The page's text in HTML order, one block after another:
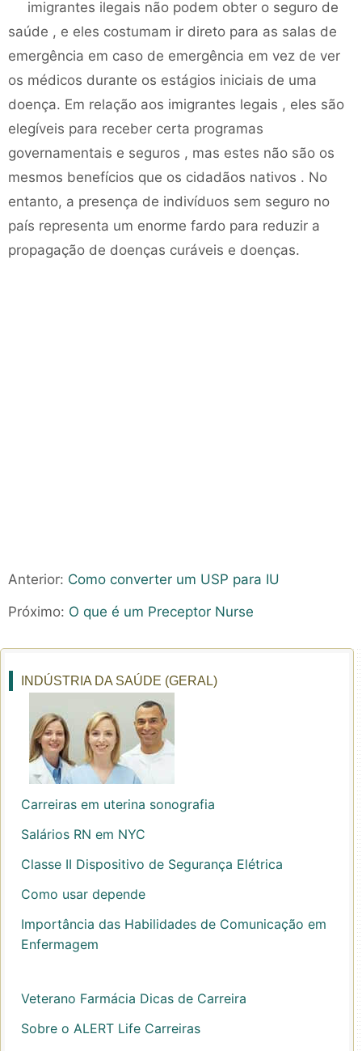
imigrantes ilegais não podem obter o seguro de
saúde , e eles costumam ir direto para as salas de
emergência em caso de emergência em vez de ver
os médicos durante os estágios iniciais de uma
doença. Em relação aos imigrantes legais , eles são
elegíveis para receber certa programas
governamentais e seguros , mas estes não são os
mesmos benefícios que os cidadãos nativos . No
entanto, a presença de indivíduos sem seguro no
país representa um enorme fardo para reduzir a
propagação de doenças curáveis ​​e doenças.
Anterior: Como converter um USP para IU
Próximo: O que é um Preceptor Nurse
INDÚSTRIA DA SAÚDE (GERAL)
Carreiras em uterina sonografia
Salários RN em NYC
Classe II Dispositivo de Segurança Elétrica
Como usar depende
Importância das Habilidades de Comunicação em
Enfermagem
Veterano Farmácia Dicas de Carreira
Sobre o ALERT Life Carreiras